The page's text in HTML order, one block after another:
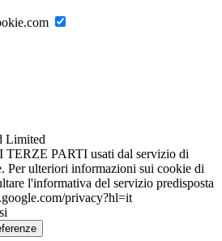
Limited
PARTI usati dal servizio di
Per ulteriori informazioni sui cookie di
l'informativa del servizio predisposta
privacy?hl=it